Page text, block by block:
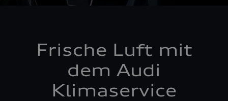
Frische Luft mit
dem Audi
Klimaservice